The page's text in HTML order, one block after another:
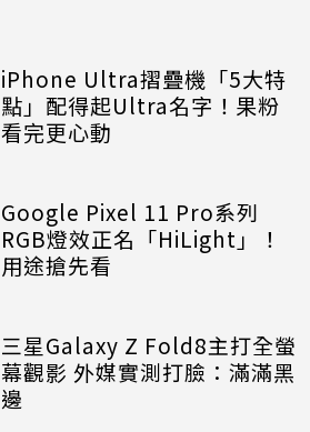
iPhone Ultra摺疊機「5大特
點」配得起Ultra名字！果粉
看完更心動
Google Pixel 11 Pro系列
RGB燈效正名「HiLight」！
用途搶先看
三星Galaxy Z Fold8主打全螢
幕觀影 外媒實測打臉：滿滿黑
邊